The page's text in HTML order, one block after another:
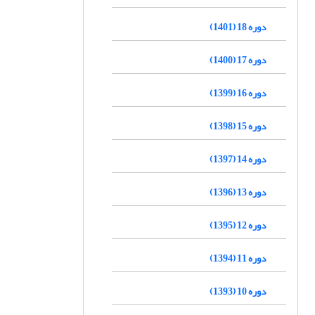
دوره 18 (1401)
دوره 17 (1400)
دوره 16 (1399)
دوره 15 (1398)
دوره 14 (1397)
دوره 13 (1396)
دوره 12 (1395)
دوره 11 (1394)
دوره 10 (1393)